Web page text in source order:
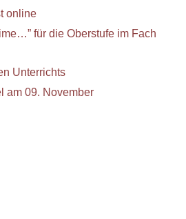
online
für die Oberstufe im Fach
Unterrichts
am 09. November